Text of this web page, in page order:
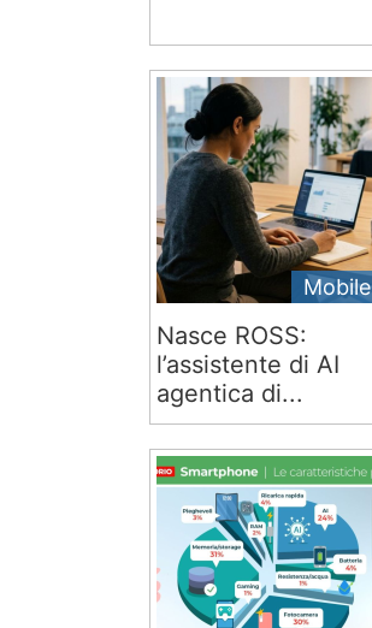
Mobile
Nasce ROSS:
l’assistente di AI
agentica di...